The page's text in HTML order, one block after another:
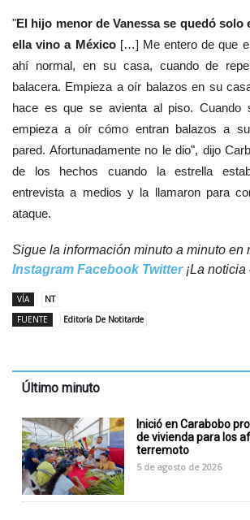
"El hijo menor de Vanessa se quedó solo
ella vino a México[…] Me entero de que
ahí normal, en su casa, cuando de
balacera. Empieza a oír balazos en su
hace es que se avienta al piso. Cuando
empieza a oír cómo entran balazos a
pared. Afortunadamente no le dio", dijo
de los hechos cuando la estrella
entrevista a medios y la llamaron para
ataque.
Sigue la información minuto a minuto en
Instagram Facebook Twitter¡La noticia
VÍA
NT
FUENTE
Editoría De Notitarde
Último minuto
Inició en Carabobo
de vivienda para los
terremoto
5 de agosto de 2026